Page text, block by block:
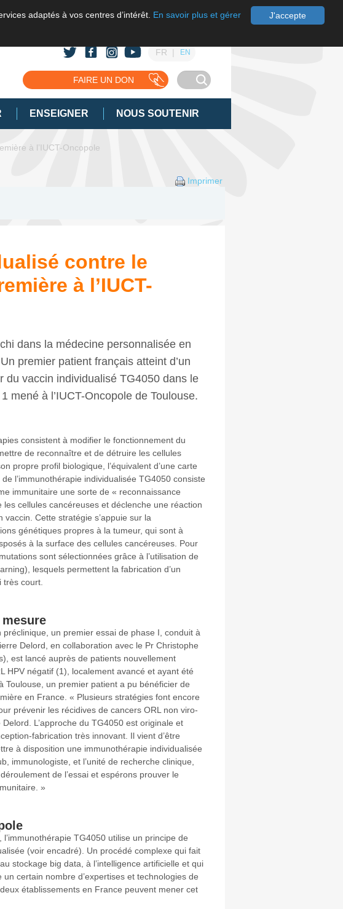
J'accepte
adaptés à vos centres d’intérêt. En savoir plus et gérer
FR EN
FAIRE UN DON
ENSEIGNER NOUS SOUTENIR
à l’IUCT-Oncopole
Imprimer
contre le
à l’IUCT-
dans la médecine personnalisée en
premier patient français atteint d’un
du vaccin individualisé TG4050 dans le
mené à l’IUCT-Oncopole de Toulouse.
consistent à modifier le fonctionnement du
de reconnaître et de détruire les cellules
propre profil biologique, l’équivalent d’une carte
l’immunothérapie individualisée TG4050 consiste
immunitaire une sorte de « reconnaissance
cellules cancéreuses et déclenche une réaction
Cette stratégie s’appuie sur la
génétiques propres à la tumeur, qui sont à
à la surface des cellules cancéreuses. Pour
sont sélectionnées grâce à l’utilisation de
lesquels permettent la fabrication d’un
court.
un premier essai de phase I, conduit à
Delord, en collaboration avec le Pr Christophe
est lancé auprès de patients nouvellement
HPV négatif (1), localement avancé et ayant été
Toulouse, un premier patient a pu bénéficier de
en France. « Plusieurs stratégies font encore
prévenir les récidives de cancers ORL non viro-
L’approche du TG4050 est originale et
fabrication très innovant. Il vient d’être
à disposition une immunothérapie individualisée
immunologiste, et l’unité de recherche clinique,
de l’essai et espérons prouver le
»
TG4050 utilise un principe de
(voir encadré). Un procédé complexe qui fait
stockage big data, à l’intelligence artificielle et qui
un certain nombre d’expertises et technologies de
établissements en France peuvent mener cet